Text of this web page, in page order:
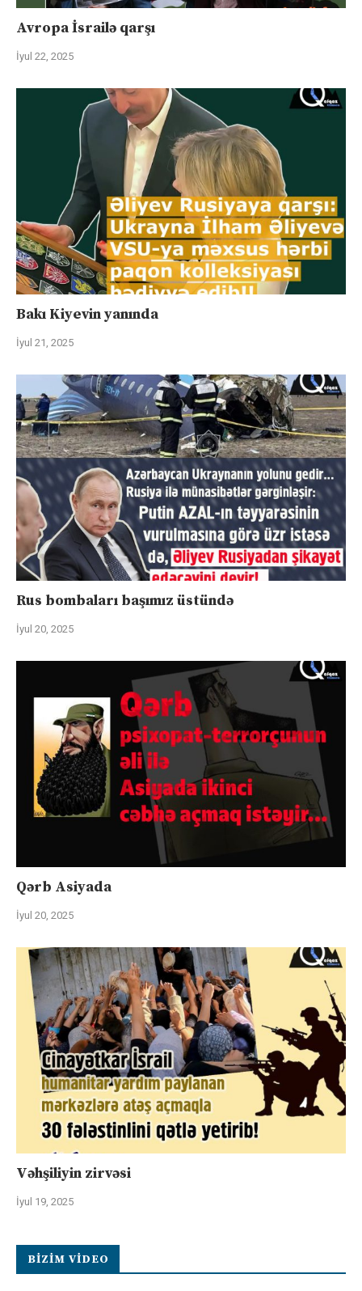
Avropa İsrailə qarşı
İyul 22, 2025
Bakı Kiyevin yanında
İyul 21, 2025
Rus bombaları başımız üstündə
İyul 20, 2025
Qərb Asiyada
İyul 20, 2025
Vəhşiliyin zirvəsi
İyul 19, 2025
BIZIM VIDEO